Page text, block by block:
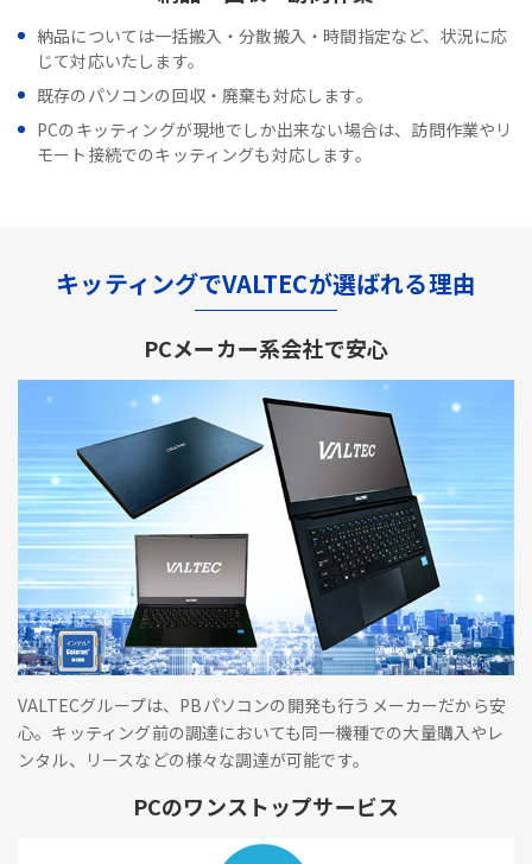
納品については一括搬入・分散搬入・時間指定など、状況に応
じて対応いたします。
既存のパソコンの回収・廃棄も対応します。
PCのキッティングが現地でしか出来ない場合は、訪問作業やリ
モート接続でのキッティングも対応します。
キッティングでVALTECが選ばれる理由
PCメーカー系会社で安心
VALTECグループは、PBパソコンの開発も行うメーカーだから安
心。キッティング前の調達においても同一機種での大量購入やレ
ンタル、リースなどの様々な調達が可能です。
PCのワンストップサービス